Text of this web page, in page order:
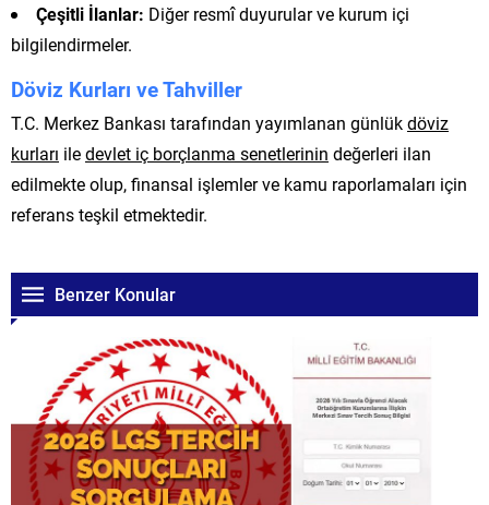
Çeşitli İlanlar: Diğer resmî duyurular ve kurum içi
bilgilendirmeler.
Döviz Kurları ve Tahviller
T.C. Merkez Bankası tarafından yayımlanan günlükdöviz
kurları iledevlet iç borçlanma senetlerinin değerleri ilan
edilmekte olup, finansal işlemler ve kamu raporlamaları için
referans teşkil etmektedir.
Benzer Konular